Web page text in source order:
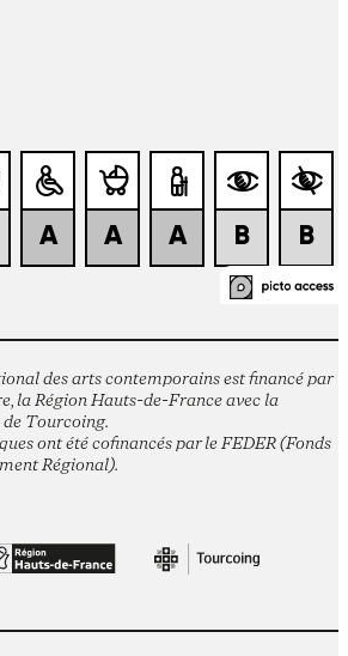
des arts contemporains est financé par
la Région Hauts-de-France avec la
Tourcoing.
ont été cofinancés par le FEDER (Fonds
Régional).